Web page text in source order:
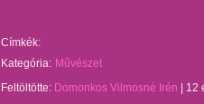
Címkék:
Kategória: Művészet
Feltöltötte: Domonkos Vilmosné Irén
12